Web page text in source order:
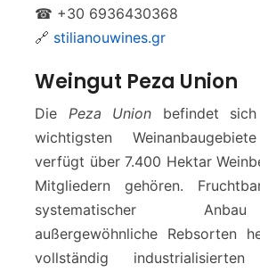
☎ +30 6936430368
🔗 stilianouwines.gr
Weingut Peza Union
Die Peza Union befindet
wichtigsten
verfügt über 7.400 Hektar
Mitgliedern gehören.
systematischer
außergewöhnliche Rebsorten
vollständig